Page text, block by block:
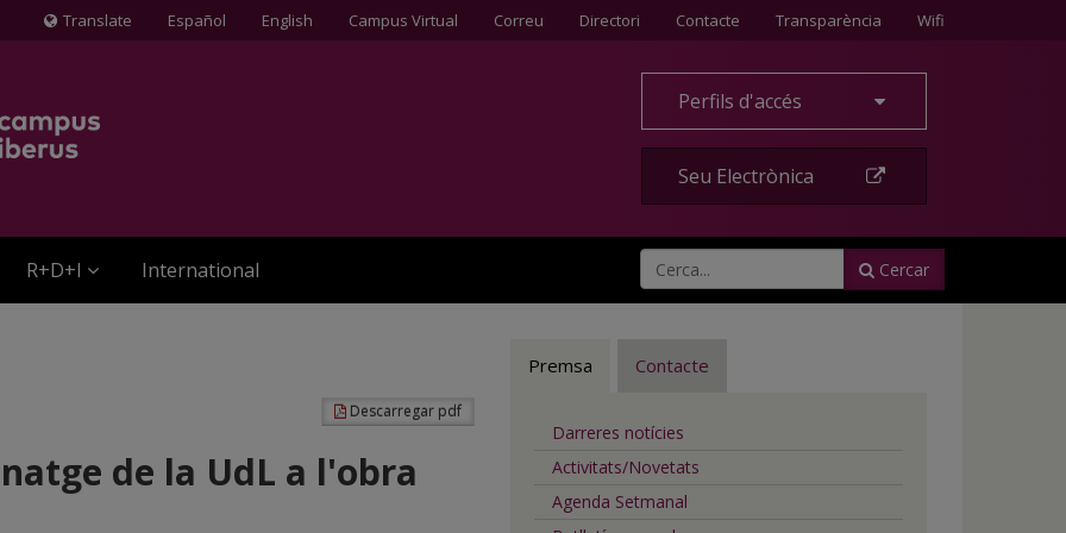
Icona
Translate Español English Campus Virtual Correu Directori Contacte
Contacte Transparència Wifi
Perfils d'accés
Seu Electrònica
R+D+I International Cercar
Descarregar pdf
de la UdL a l'obra
Premsa Contacte
Darreres notícies
Activitats/Novetats
Agenda Setmanal